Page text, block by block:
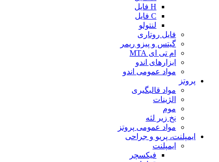
H فایل
C فایل
لنتولو
فایل روتاری
گیتس و پیزو ریمر
ام تی ای MTA
ابزارهای اندو
مواد عمومی اندو
پروتز
مواد قالبگیری
الژینات
موم
نخ زیر لثه
مواد عمومی پروتز
ایمپلنت، پریو و جراحی
ایمپلنت
فیکسچر